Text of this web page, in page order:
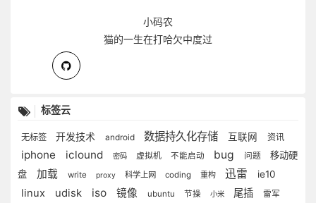
小码农
猫的一生在打哈欠中度过
标签云
无标签 开发技术 android 数据持久化存储 互联网 资讯
iphone iclound 密码 虚拟机 不能启动 bug 问题
移动硬
盘
加载 write proxy 科学上网 coding 重构 迅雷 ie10
linux udisk iso 镜像 ubuntu 节操 小米 尾插 雷军